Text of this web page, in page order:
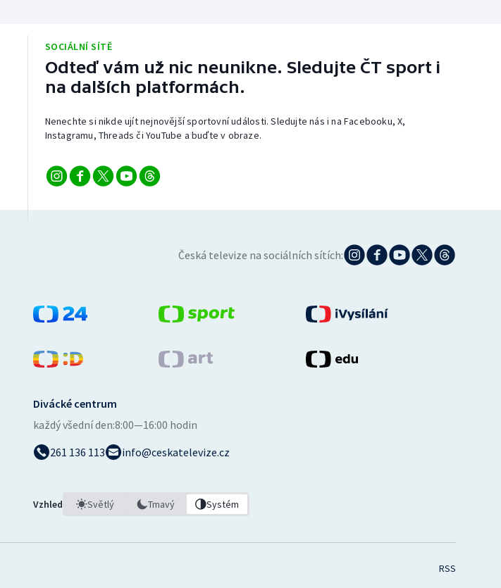
SOCIÁLNÍ SÍTĚ
Odteď vám už nic neunikne. Sledujte ČT sport i
na dalších platformách.
Nenechte si nikde ujít nejnovější sportovní události. Sledujte nás i na Facebooku, X,
Instagramu, Threads či YouTube a buďte v obraze.
Česká televize na sociálních sítích:
Divácké centrum
každý všední den:8:00—16:00 hodin
261 136 113
info@ceskatelevize.cz
Vzhled Světlý Tmavý Systém
RSS